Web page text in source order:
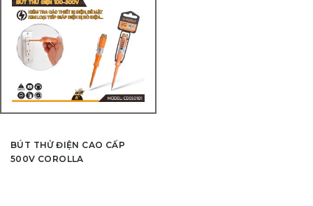
BÚT THỬ ĐIỆN CAO CẤP
500V COROLLA